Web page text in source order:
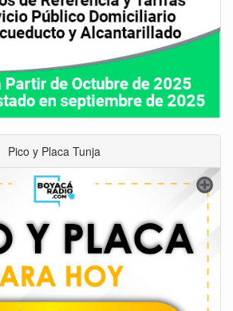
Pico y Placa Tunja